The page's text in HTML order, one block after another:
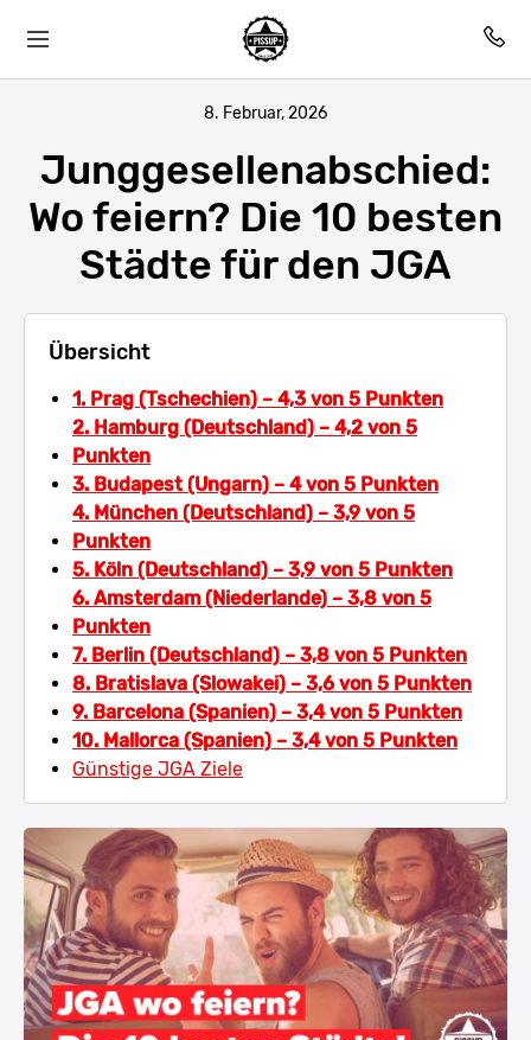
8. Februar, 2026
Junggesellenabschied:
Wo feiern? Die 10 besten
Städte für den JGA
Übersicht
1. Prag (Tschechien) – 4,3 von 5 Punkten
2. Hamburg (Deutschland) – 4,2 von 5
Punkten
3. Budapest (Ungarn) – 4 von 5 Punkten
4. München (Deutschland) – 3,9 von 5
Punkten
5. Köln (Deutschland) – 3,9 von 5 Punkten
6. Amsterdam (Niederlande) – 3,8 von 5
Punkten
7. Berlin (Deutschland) – 3,8 von 5 Punkten
8. Bratislava (Slowakei) – 3,6 von 5 Punkten
9. Barcelona (Spanien) – 3,4 von 5 Punkten
10. Mallorca (Spanien) – 3,4 von 5 Punkten
Günstige JGA Ziele